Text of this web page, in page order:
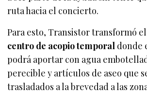
ruta hacia el concierto.
Para esto, Transistor transformó
centro de acopio temporal donde
podrá aportar con agua
perecible y artículos de aseo que
trasladados a la brevedad a las